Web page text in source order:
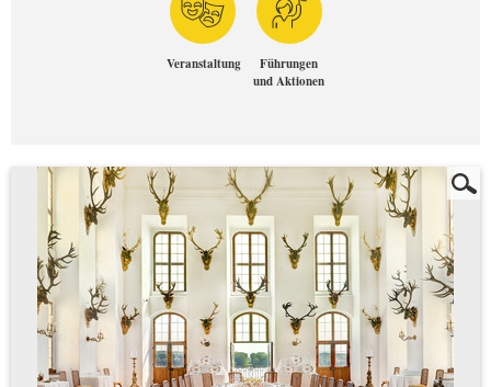
Veranstaltung
Führungen
und Aktionen